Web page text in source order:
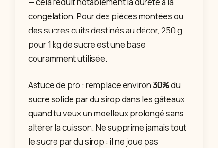
— cela réduit notablement la dureté à la
congélation. Pour des pièces montées ou
des sucres cuits destinés au décor, 250 g
pour 1 kg de sucre est une base
couramment utilisée.
Astuce de pro : remplace environ30%du
sucre solide par du sirop dans les gâteaux
quand tu veux un moelleux prolongé sans
altérer la cuisson. Ne supprime jamais tout
le sucre par du sirop : il ne joue pas